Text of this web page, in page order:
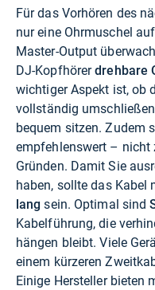
Für das Vorhören des
nur eine Ohrmuschel
Master-Output
DJ-Kopfhörerdrehbare
wichtiger Aspekt ist, ob
vollständig
bequem sitzen. Zudem
empfehlenswert – nicht
Gründen. Damit Sie
haben, sollte das Kabel
lang sein. Optimal sind
Kabelführung, die
hängen bleibt. Viele
einem kürzeren
Einige Hersteller bieten